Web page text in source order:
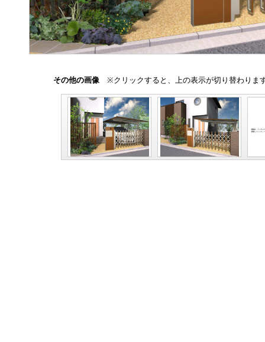
その他の画像 ※クリックすると、上の表示が切り替わりま